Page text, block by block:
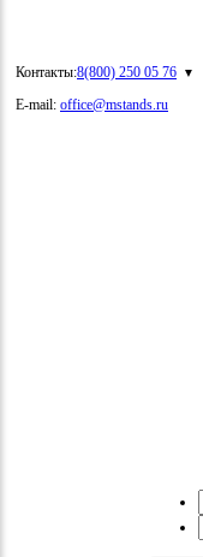
Контакты:8(800) 250 05 76
E-mail: office@mstands.ru